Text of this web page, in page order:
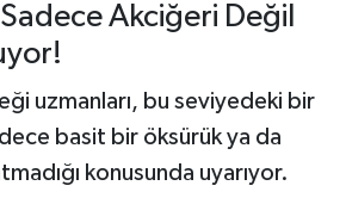
Akciğeri Değil
uzmanları, bu seviyedeki bir
basit bir öksürük ya da
konusunda uyarıyor.